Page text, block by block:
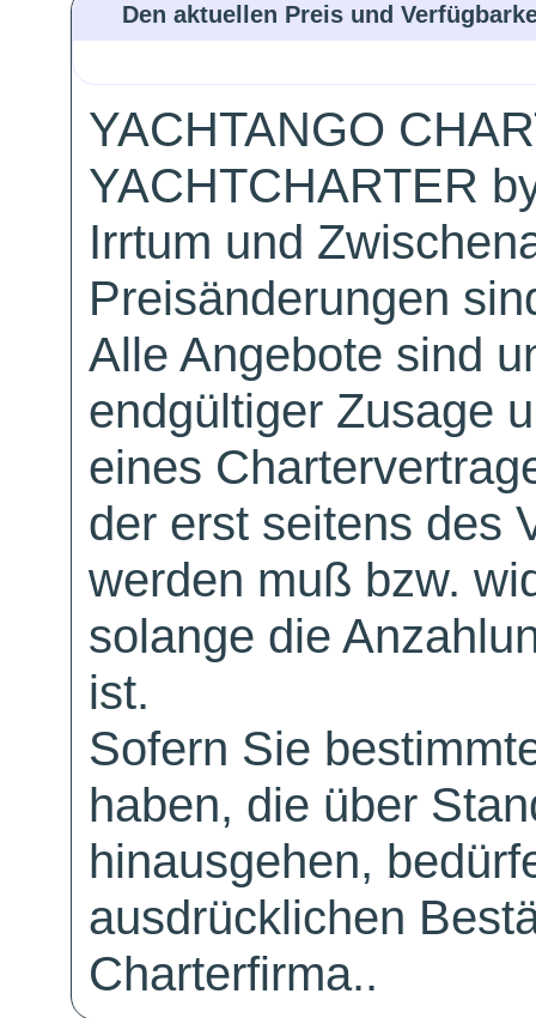
Den aktuellen Preis und
YACHTANGO
YACHTCHARTER
Irrtum und
Preisänderungen
Alle Angebote sind
endgültiger Zusage
eines
der erst seitens des
werden muß bzw.
solange die
ist.
Sofern Sie
haben, die über
hinausgehen,
ausdrücklichen
Charterfirma..